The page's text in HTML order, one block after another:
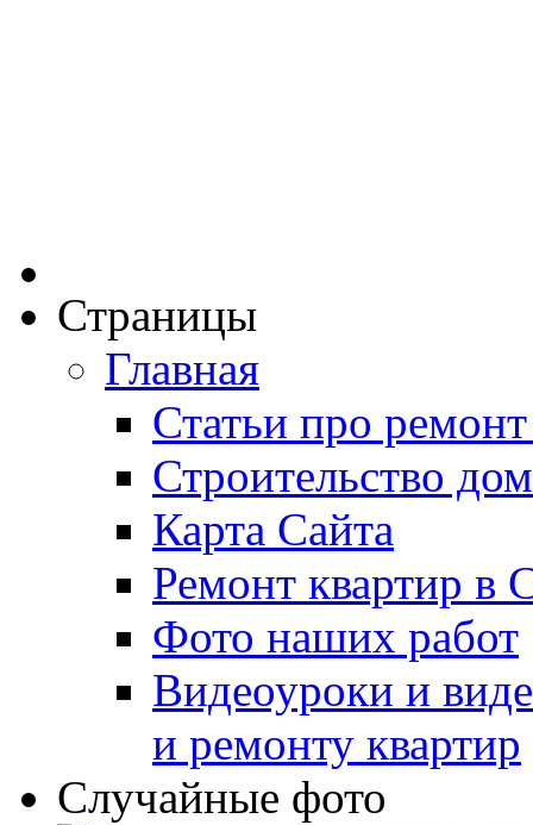
Страницы
Главная
Статьи про
Строительство
Карта Сайта
Ремонт квартир в
Фото наших работ
Видеоуроки и
и ремонту квартир
Случайные фото